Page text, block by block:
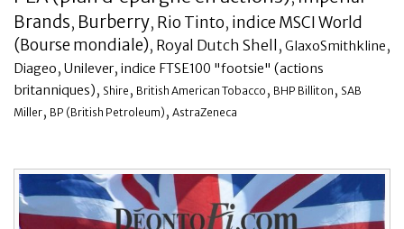
Brands, Burberry, Rio Tinto, indice MSCI World
(Bourse mondiale), Royal Dutch Shell , GlaxoSmithkline,
Diageo, Unilever, indice FTSE100 "footsie" (actions
britanniques), Shire , British American Tobacco , BHP Billiton , SAB
Miller, BP (British Petroleum) , AstraZeneca